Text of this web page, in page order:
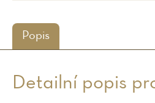
Popis
Detailní popis